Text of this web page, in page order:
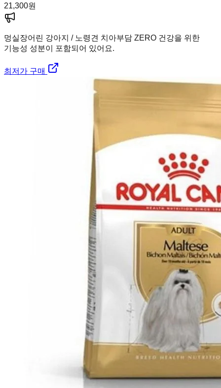
21,300원
멍실장어린 강아지 / 노령견 치아부담 ZERO 건강을 위한
기능성 성분이 포함되어 있어요.
최저가 구매